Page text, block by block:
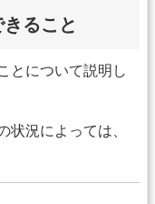
ること
とについて説明し
状況によっては、